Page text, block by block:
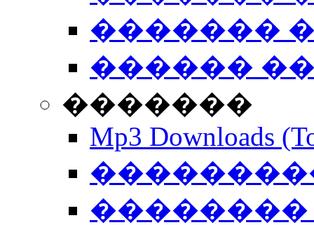
�������
������
�������
Mp3 Downloads
��������